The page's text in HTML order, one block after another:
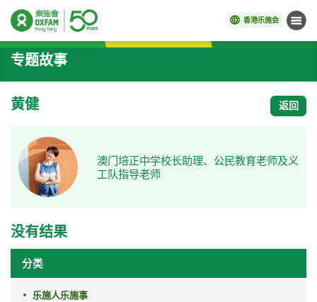
香港乐施会 菜单
开始主要内容
专题故事
黄健 返回
澳门培正中学校长助理、公民教育老师及义
工队指导老师
没有结果
分类
乐施人乐施事